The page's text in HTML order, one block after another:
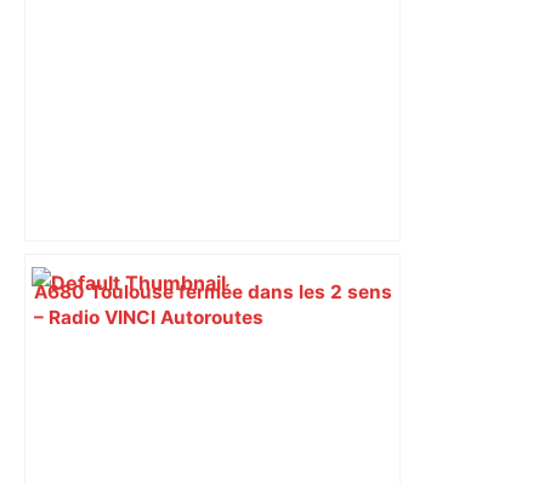
A680 Toulouse fermée dans les 2 sens
– Radio VINCI Autoroutes